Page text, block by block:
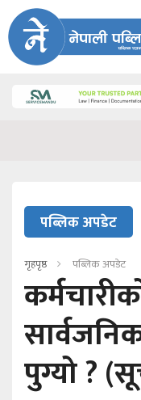
पब्लिक अपडेट
गृहपृष्ठ पब्लिक अपडेट
पुग्यो ?